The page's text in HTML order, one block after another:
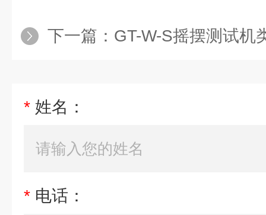
下一篇： GT-W-S摇摆测试机
* 姓名：
* 电话：